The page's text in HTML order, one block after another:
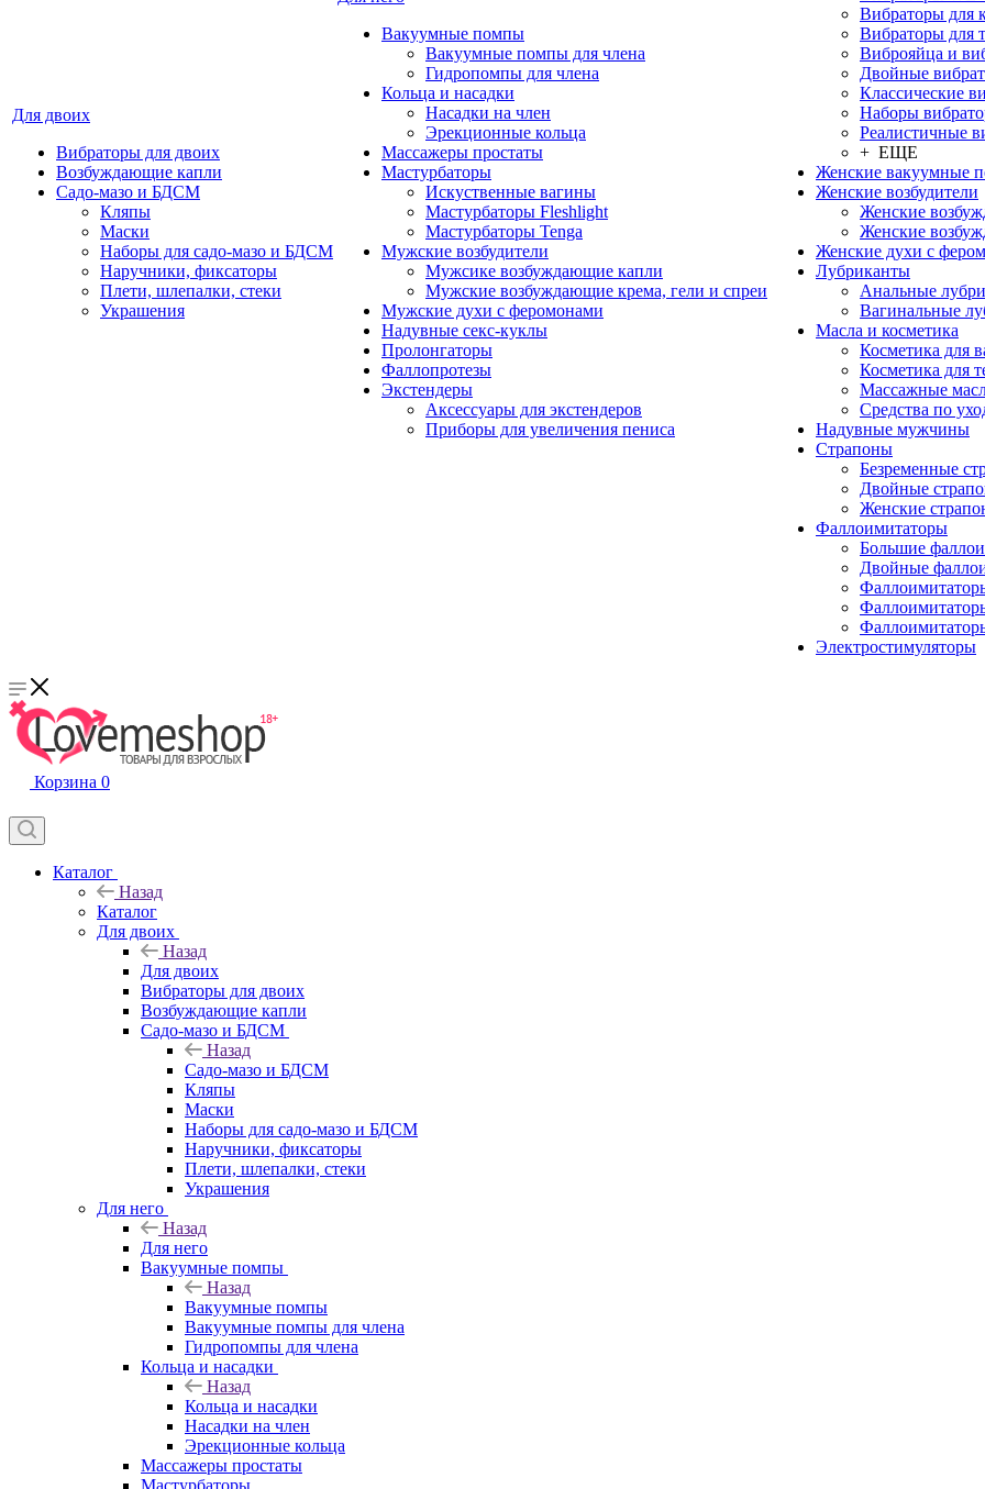
Для двоих
Вибраторы для двоих
Возбуждающие капли
Садо-мазо и БДСМ
Кляпы
Маски
Наборы для садо-мазо и БДСМ
Наручники, фиксаторы
Плети, шлепалки, стеки
Украшения
Вакуумные помпы
Вакуумные помпы для члена
Гидропомпы для члена
Кольца и насадки
Насадки на член
Эрекционные кольца
Массажеры простаты
Мастурбаторы
Искуственные вагины
Мастурбаторы Fleshlight
Мастурбаторы Tenga
Мужские возбудители
Мужсике возбуждающие капли
Мужские возбуждающие крема, гели и спреи
Мужские духи с феромонами
Надувные секс-куклы
Пролонгаторы
Фаллопротезы
Экстендеры
Аксессуары для экстендеров
Приборы для увеличения пениса
Вибраторы для
Вибраторы для
Виброяйца и
Двойные
Классические
Наборы
Реалистичные
+ ЕЩЕ
Женские вакуумные
Женские возбудители
Женские
Женские
Женские духи с
Лубриканты
Анальные
Вагинальные
Масла и косметика
Косметика для
Косметика для
Массажные
Средства по
Надувные мужчины
Страпоны
Безременные
Двойные
Женские
Фаллоимитаторы
Большие
Двойные
Электростимуляторы
Корзина 0
Каталог
Назад
Каталог
Для двоих
Назад
Для двоих
Вибраторы для двоих
Возбуждающие капли
Садо-мазо и БДСМ
Назад
Садо-мазо и БДСМ
Кляпы
Маски
Наборы для садо-мазо и БДСМ
Наручники, фиксаторы
Плети, шлепалки, стеки
Украшения
Для него
Назад
Для него
Вакуумные помпы
Назад
Вакуумные помпы
Вакуумные помпы для члена
Гидропомпы для члена
Кольца и насадки
Назад
Кольца и насадки
Насадки на член
Эрекционные кольца
Массажеры простаты
Мастурбаторы